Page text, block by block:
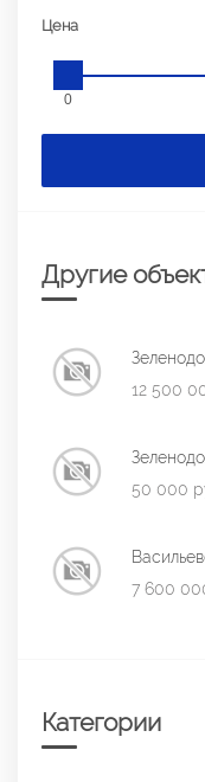
Цена
0
Другие
12 500
50 000
7 600
Категории